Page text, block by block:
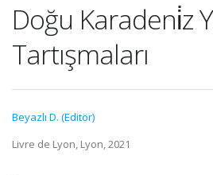
Doğu Karadeni̇z
Tartışmaları
Beyazlı D. (Editör)
Livre de Lyon, Lyon, 2021